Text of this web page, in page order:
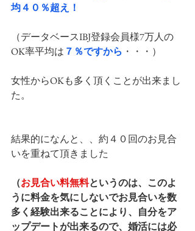
均４０％超え！
（データベースIBJ登録会員様7万人の
OK率平均は ７％ですから ・・・）
女性からOKも多く頂くことが出来まし
た。
結果的になんと、、約４０回のお見合
いを重ねて頂きました
（お見合い料無料というのは、このよ
うに料金を気にしないでお見合いを数
多く経験出来ることにより、自分をア
ップデートが出来るので、婚活には必